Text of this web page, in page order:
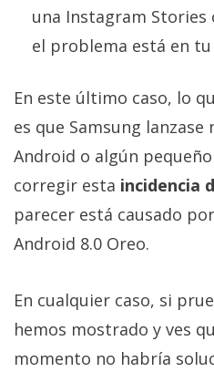
una Instagram Stories
el problema está en
En este último caso, lo
es que Samsung
Android o algún
corregir esta incidencia
parecer está causado
Android 8.0 Oreo.
En cualquier caso, si
hemos mostrado y ves
momento no habría